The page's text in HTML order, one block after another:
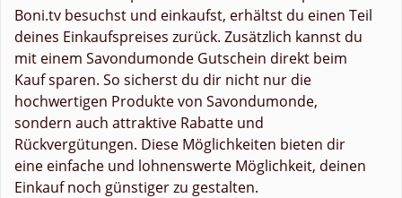
Boni.tv besuchst und einkaufst, erhältst du einen Teil
deines Einkaufspreises zurück. Zusätzlich kannst du
mit einem Savondumonde Gutschein direkt beim
Kauf sparen. So sicherst du dir nicht nur die
hochwertigen Produkte von Savondumonde,
sondern auch attraktive Rabatte und
Rückvergütungen. Diese Möglichkeiten bieten dir
eine einfache und lohnenswerte Möglichkeit, deinen
Einkauf noch günstiger zu gestalten.